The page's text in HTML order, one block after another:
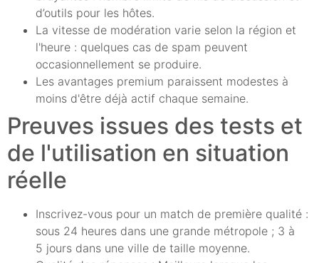
d’outils pour les hôtes.
La vitesse de modération varie selon la région et
l'heure : quelques cas de spam peuvent
occasionnellement se produire.
Les avantages premium paraissent modestes à
moins d'être déjà actif chaque semaine.
Preuves issues des tests et
de l'utilisation en situation
réelle
Inscrivez-vous pour un match de première qualité :
sous 24 heures dans une grande métropole ; 3 à
5 jours dans une ville de taille moyenne.